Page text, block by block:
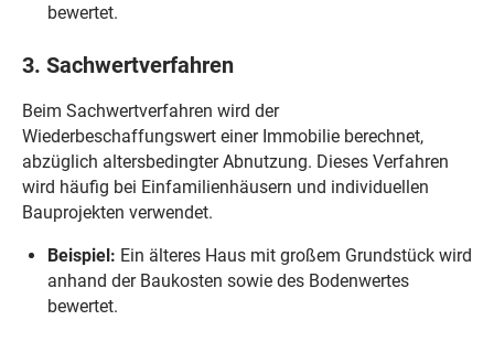
bewertet.
3. Sachwertverfahren
Beim Sachwertverfahren wird der
Wiederbeschaffungswert einer Immobilie berechnet,
abzüglich altersbedingter Abnutzung. Dieses Verfahren
wird häufig bei Einfamilienhäusern und individuellen
Bauprojekten verwendet.
Beispiel: Ein älteres Haus mit großem Grundstück wird
anhand der Baukosten sowie des Bodenwertes
bewertet.